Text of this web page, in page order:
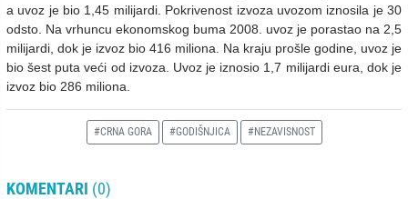
a uvoz je bio 1,45 milijardi. Pokrivenost izvoza uvozom iznosila je 30
odsto. Na vrhuncu ekonomskog buma 2008. uvoz je porastao na 2,5
milijardi, dok je izvoz bio 416 miliona. Na kraju prošle godine, uvoz je
bio šest puta veći od izvoza. Uvoz je iznosio 1,7 milijardi eura, dok je
izvoz bio 286 miliona.
#CRNA GORA #GODIŠNJICA #NEZAVISNOST
KOMENTARI (0)